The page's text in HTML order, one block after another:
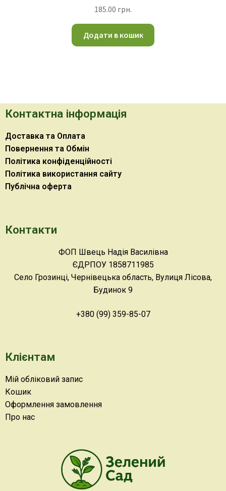
185.00 грн.
Додати в кошик
Контактна інформація
Доставка та Оплата
Повернення та Обмін
Політика конфіденційності
Політика використання сайту
Публічна оферта
Контакти
ФОП Швець Надія Василівна
ЄДРПОУ 1858711985
Село Грозинці, Чернівецька область, Вулиця Лісова,
Будинок 9
+380 (99) 359-85-07
Клієнтам
Мій обліковий запис
Кошик
Оформлення замовлення
Про нас